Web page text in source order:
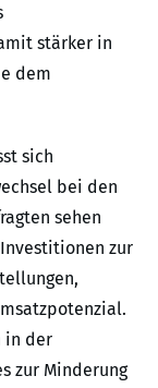
stärker in
dem
sich
bei den
sehen
zur
in der
zur Minderung